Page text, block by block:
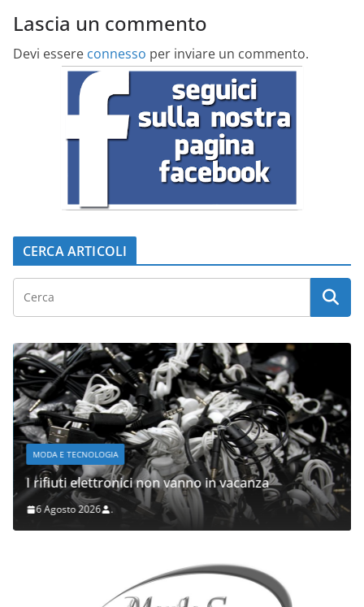
Lascia un commento
Devi essere connesso per inviare un commento.
CERCA ARTICOLI
MODA E TECNOLOGIA
I rifiuti elettronici non vanno in vacanza
6 Agosto 2026 .